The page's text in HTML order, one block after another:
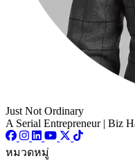
Just Not Ordinary
A Serial Entrepreneur | Biz
หมวดหมู่